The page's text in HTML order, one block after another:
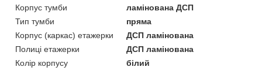
Корпус тумби
ламінована ДСП
Тип тумби
пряма
Корпус (каркас) етажерки
ДСП ламінована
Полиці етажерки
ДСП ламінована
Колір корпусу
білий